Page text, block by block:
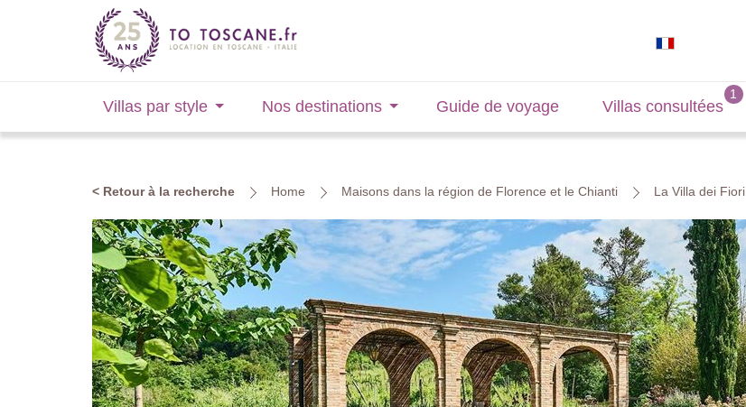
Villas par style Nos destinations Guide de voyage Villas consultées
< Retour à la recherche Home Maisons dans la région de Florence et le Chianti La Villa dei Fiori